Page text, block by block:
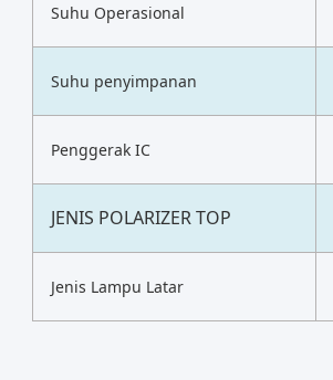
Suhu Operasional
Suhu penyimpanan
Penggerak IC
JENIS POLARIZER TOP
Jenis Lampu Latar